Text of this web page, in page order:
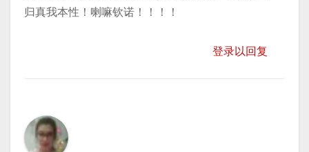
归真我本性！喇嘛钦诺！！！！
登录以回复